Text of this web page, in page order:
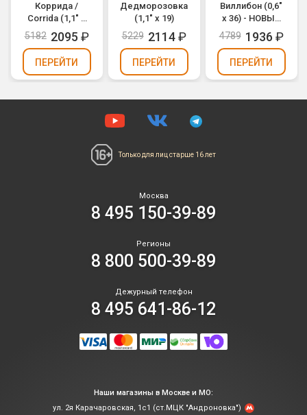
Коррида /
Corrida (1,1" х
14)
5182 2095 ₽
ПЕРЕЙТИ
Дедморозовка
(1,1" х 19)
5229 2114₽
ПЕРЕЙТИ
Виллибон (0,6"
х 36) - НОВЫЙ
ЭФФЕКТ
2025/2026
4789 1936 ₽
ПЕРЕЙТИ
Только для лицстарше 16 лет
Москва
8 495 150-39-89
Регионы
8 800 500-39-89
Дежурный телефон
8 495 641-86-12
Наши магазины в Москве и МО:
ул. 2я Карачаровская, 1с1 (ст.МЦК "Андроновка")